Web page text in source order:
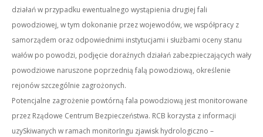
działań w przypadku ewentualnego wystąpienia drugiej fali
powodziowej, w tym dokonanie przez wojewodów, we współpracy z
samorządem oraz odpowiednimi instytucjami i służbami oceny stanu
wałów po powodzi, podjęcie doraźnych działań zabezpieczających wały
powodziowe naruszone poprzednią falą powodziową, określenie
rejonów szczególnie zagrożonych.
Potencjalne zagrożenie powtórną fala powodziową jest monitorowane
przez Rządowe Centrum Bezpieczeństwa. RCB korzysta z informacji
uzySkiwanych w ramach monitorIngu zjawisk hydrologiczno –